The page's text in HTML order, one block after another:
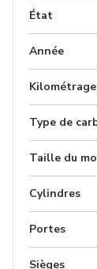
État
Année
Kilométrage
Type de
Taille du
Cylindres
Portes
Sièges